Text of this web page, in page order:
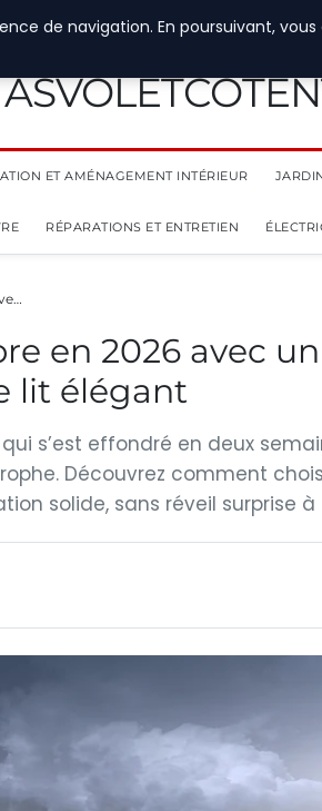
ET AMÉNAGEMENT INTÉRIEUR
RÉPARATIONS ET ENTRETIEN
en 2026 avec un
lit élégant
s’est effondré en deux
Découvrez comment
solide, sans réveil surprise
de navigation. En poursuivant,